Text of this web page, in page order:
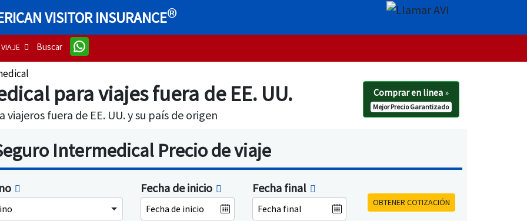
VISITOR INSURANCE®
VIAJE Buscar
para viajes fuera de EE. UU.
viajeros fuera de EE. UU. y su país de origen
Comprar en linea»
Mejor Precio Garantizado
Intermedical Precio de viaje
Fecha de inicio Fecha final
OBTENER COTIZACIÓN